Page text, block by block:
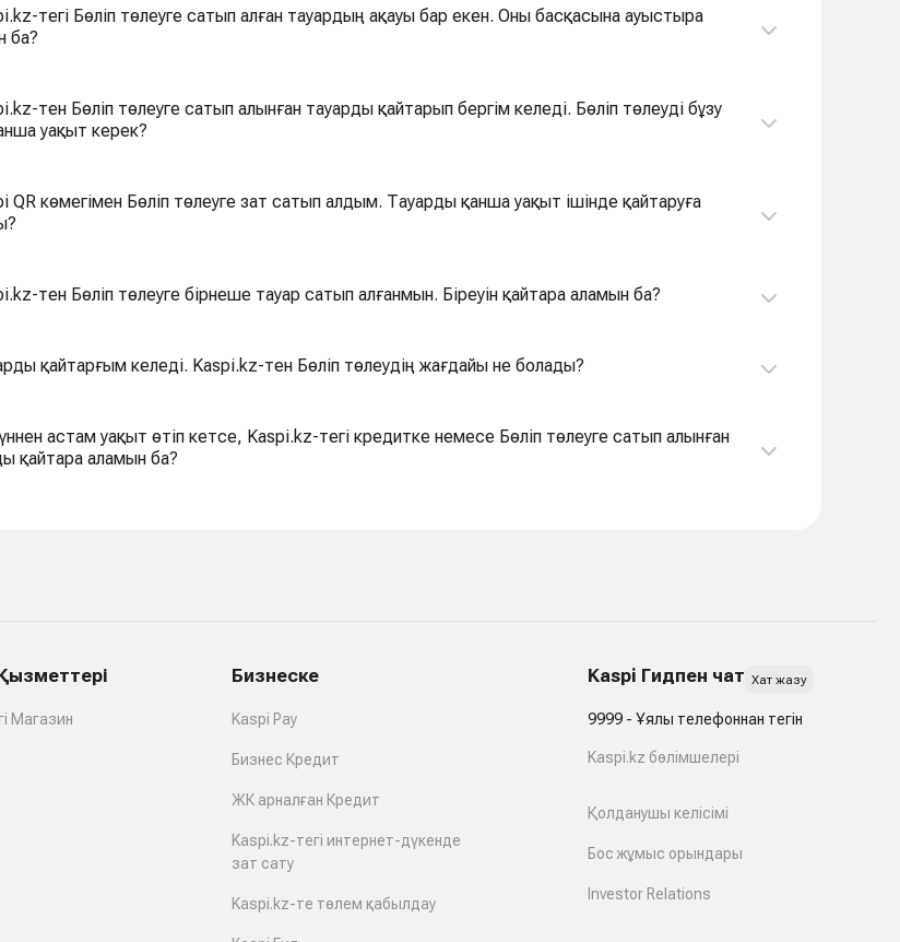
тегі Бөліп төлеуге сатып алған тауардың ақауы бар екен. Оны басқасына ауыстыра
ба?
тен Бөліп төлеуге сатып алынған тауарды қайтарып бергім келеді. Бөліп төлеуді бұзу
уақыт керек?
QR көмегімен Бөліп төлеуге зат сатып алдым. Тауарды қанша уақыт ішінде қайтаруға
тен Бөліп төлеуге бірнеше тауар сатып алғанмын. Біреуін қайтара аламын ба?
қайтарғым келеді. Kaspi.kz-тен Бөліп төлеудің жағдайы не болады?
астам уақыт өтіп кетсе, Kaspi.kz-тегі кредитке немесе Бөліп төлеуге сатып алынған
қайтара аламын ба?
Магазин
Бизнеске
Kaspi Pay
Бизнес Кредит
ЖК арналған Кредит
Kaspi.kz-тегі интернет-дүкенде
зат сату
Kaspi.kz-те төлем қабылдау
Kaspi Гидпен чат Хат жазу
9999 - Ұялы телефоннан тегін
Kaspi.kz бөлімшелері
Қолданушы келісімі
Бос жұмыс орындары
Investor Relations